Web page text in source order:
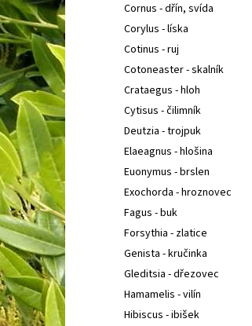
Cornus - dřín, svída
Corylus - líska
Cotinus - ruj
Cotoneaster - skalník
Crataegus - hloh
Cytisus - čilimník
Deutzia - trojpuk
Elaeagnus - hlošina
Euonymus - brslen
Exochorda - hroznovec
Fagus - buk
Forsythia - zlatice
Genista - kručinka
Gleditsia - dřezovec
Hamamelis - vilín
Hibiscus - ibišek